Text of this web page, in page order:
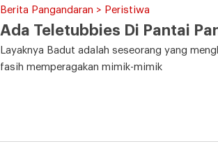
Berita Pangandaran > Peristiwa
Ada Teletubbies Di Pantai
Layaknya Badut adalah seseorang yang
fasih memperagakan mimik-mimik